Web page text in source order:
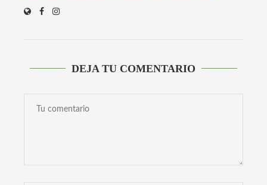
DEJA TU COMENTARIO